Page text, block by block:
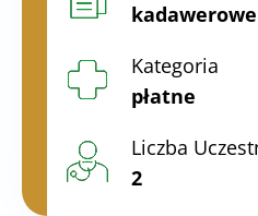
kadawerowe
Kategoria
płatne
Liczba
2